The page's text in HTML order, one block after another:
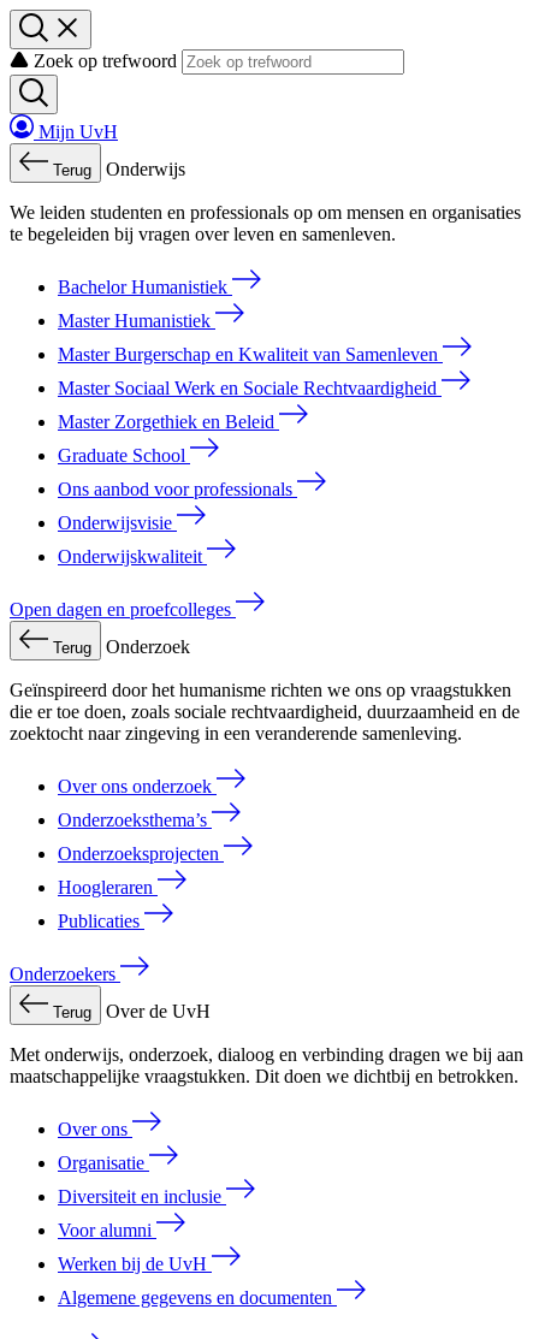
Zoek op trefwoord
Mijn UvH
Terug Onderwijs
We leiden studenten en professionals op om mensen en organisaties
te begeleiden bij vragen over leven en samenleven.
Bachelor Humanistiek
Master Humanistiek
Master Burgerschap en Kwaliteit van Samenleven
Master Sociaal Werk en Sociale Rechtvaardigheid
Master Zorgethiek en Beleid
Graduate School
Ons aanbod voor professionals
Onderwijsvisie
Onderwijskwaliteit
Open dagen en proefcolleges
Terug Onderzoek
Geïnspireerd door het humanisme richten we ons op vraagstukken
die er toe doen, zoals sociale rechtvaardigheid, duurzaamheid en de
zoektocht naar zingeving in een veranderende samenleving.
Over ons onderzoek
Onderzoeksthema’s
Onderzoeksprojecten
Hoogleraren
Publicaties
Onderzoekers
Terug Over de UvH
Met onderwijs, onderzoek, dialoog en verbinding dragen we bij aan
maatschappelijke vraagstukken. Dit doen we dichtbij en betrokken.
Over ons
Organisatie
Diversiteit en inclusie
Voor alumni
Werken bij de UvH
Algemene gegevens en documenten